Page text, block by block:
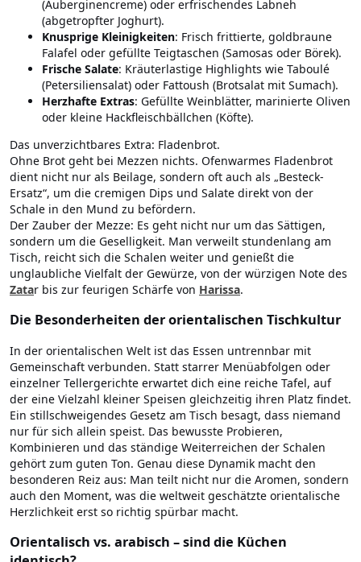
(Auberginencreme) oder erfrischendes Labneh
(abgetropfter Joghurt).
Knusprige Kleinigkeiten: Frisch frittierte, goldbraune
Falafel oder gefüllte Teigtaschen (Samosas oder Börek).
Frische Salate: Kräuterlastige Highlights wie Taboulé
(Petersiliensalat) oder Fattoush (Brotsalat mit Sumach).
Herzhafte Extras: Gefüllte Weinblätter, marinierte Oliven
oder kleine Hackfleischbällchen (Köfte).
Das unverzichtbares Extra: Fladenbrot.
Ohne Brot geht bei Mezzen nichts. Ofenwarmes Fladenbrot
dient nicht nur als Beilage, sondern oft auch als „Besteck-
Ersatz“, um die cremigen Dips und Salate direkt von der
Schale in den Mund zu befördern.
Der Zauber der Mezze: Es geht nicht nur um das Sättigen,
sondern um die Geselligkeit. Man verweilt stundenlang am
Tisch, reicht sich die Schalen weiter und genießt die
unglaubliche Vielfalt der Gewürze, von der würzigen Note des
Zatar bis zur feurigen Schärfe von Harissa.
Die Besonderheiten der orientalischen Tischkultur
In der orientalischen Welt ist das Essen untrennbar mit
Gemeinschaft verbunden. Statt starrer Menüabfolgen oder
einzelner Tellergerichte erwartet dich eine reiche Tafel, auf
der eine Vielzahl kleiner Speisen gleichzeitig ihren Platz findet.
Ein stillschweigendes Gesetz am Tisch besagt, dass niemand
nur für sich allein speist. Das bewusste Probieren,
Kombinieren und das ständige Weiterreichen der Schalen
gehört zum guten Ton. Genau diese Dynamik macht den
besonderen Reiz aus: Man teilt nicht nur die Aromen, sondern
auch den Moment, was die weltweit geschätzte orientalische
Herzlichkeit erst so richtig spürbar macht.
Orientalisch vs. arabisch – sind die Küchen